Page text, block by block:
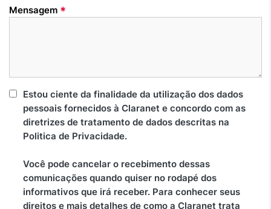
Mensagem *
Estou ciente da finalidade da utilização dos dados
pessoais fornecidos à Claranet e concordo com as
diretrizes de tratamento de dados descritas na
Politica de Privacidade.
Você pode cancelar o recebimento dessas
comunicações quando quiser no rodapé dos
informativos que irá receber. Para conhecer seus
direitos e mais detalhes de como a Claranet trata